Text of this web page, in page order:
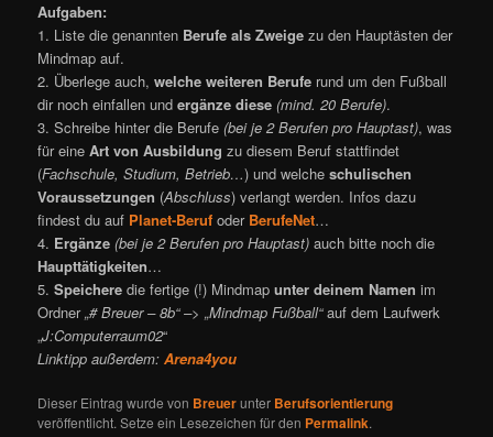
Aufgaben:
1. Liste die genannten Berufe als Zweige zu den Hauptästen der
Mindmap auf.
2. Überlege auch,welche weiteren Berufe rund um den Fußball
dir noch einfallen undergänze diese(mind. 20 Berufe).
3. Schreibe hinter die Berufe(bei je 2 Berufen pro Hauptast), was
für eineArt von Ausbildung zu diesem Beruf stattfindet
(Fachschule, Studium, Betrieb…) und welcheschulischen
Voraussetzungen (Abschluss) verlangt werden. Infos dazu
findest du auf Planet-Beruf oder BerufeNet…
4. Ergänze (bei je 2 Berufen pro Hauptast) auch bitte noch die
Haupttätigkeiten…
5.Speichere die fertige (!) Mindmapunter deinem Namen im
Ordner„# Breuer – 8b“ –> „Mindmap Fußball“auf dem Laufwerk
„J:Computerraum02“
Linktipp außerdem:Arena4you
Dieser Eintrag wurde von Breuerunter Berufsorientierung
veröffentlicht. Setze ein Lesezeichen für den Permalink.